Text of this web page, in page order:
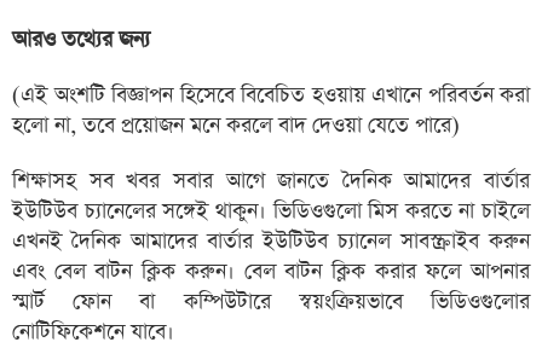
আরও তথ্যের জন্য
(এই অংশটি বিজ্ঞাপন হিসেবে বিবেচিত হওয়ায় এখানে পরিবর্তন করা
হলো না, তবে প্রয়োজন মনে করলে বাদ দেওয়া যেতে পারে)
শিক্ষাসহ সব খবর সবার আগে জানতে দৈনিক আমাদের বার্তার
ইউটিউব চ্যানেলের সঙ্গেই থাকুন। ভিডিওগুলো মিস করতে না চাইলে
এখনই দৈনিক আমাদের বার্তার ইউটিউব চ্যানেল সাবস্ক্রাইব করুন
এবং বেল বাটন ক্লিক করুন। বেল বাটন ক্লিক করার ফলে আপনার
স্মার্ট ফোন বা কম্পিউটারে স্বয়ংক্রিয়ভাবে ভিডিওগুলোর
নোটিফিকেশনে যাবে।